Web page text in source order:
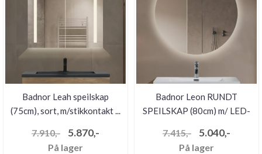
Badnor Leah speilskap
(75cm), sort, m/stikkontakt ...
7.910,- 5.870,-
På lager
Badnor Leon RUNDT
SPEILSKAP (80cm) m/ LED-
7.415,- 5.040,-
På lager